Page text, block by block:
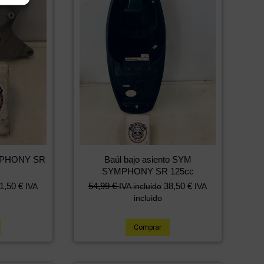
SR
€ IVA
Baúl bajo asiento SYM
SYMPHONY SR 125cc
54,99€ IVA incluido 38,50 € IVA
incluido
Comprar